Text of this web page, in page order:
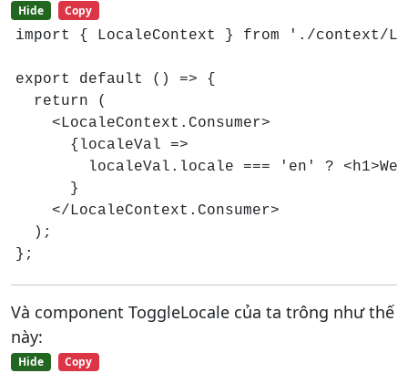
Hide Copy
import { LocaleContext } from './context/
export default () => {
  return (
    <LocaleContext.Consumer>
      {localeVal =>
localeVal.locale === 'en' ?
      }
    </LocaleContext.Consumer>
  );
};
Và component ToggleLocale của ta trông như thế
này:
Hide Copy